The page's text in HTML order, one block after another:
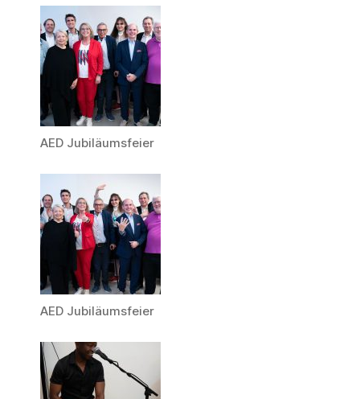
AED Jubiläumsfeier
AED Jubiläumsfeier